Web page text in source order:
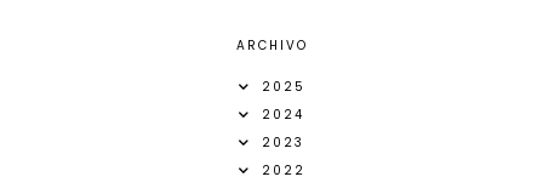
ARCHIVO
2025
2024
2023
2022